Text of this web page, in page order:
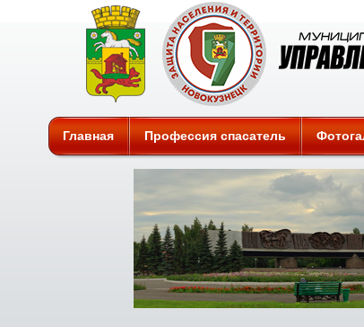
Защита
Главная Профессия спасатель